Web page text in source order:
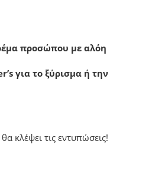
προσώπου με αλόη
για το ξύρισμα ή την
κλέψει τις εντυπώσεις!